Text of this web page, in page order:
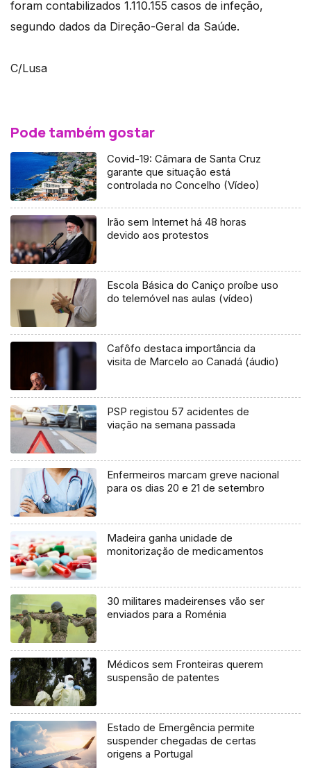
foram contabilizados 1.110.155 casos de infeção,
segundo dados da Direção-Geral da Saúde.
C/Lusa
Pode também gostar
Covid-19: Câmara de Santa Cruz
garante que situação está
controlada no Concelho (Vídeo)
Irão sem Internet há 48 horas
devido aos protestos
Escola Básica do Caniço proíbe uso
do telemóvel nas aulas (vídeo)
Cafôfo destaca importância da
visita de Marcelo ao Canadá (áudio)
PSP registou 57 acidentes de
viação na semana passada
Enfermeiros marcam greve nacional
para os dias 20 e 21 de setembro
Madeira ganha unidade de
monitorização de medicamentos
30 militares madeirenses vão ser
enviados para a Roménia
Médicos sem Fronteiras querem
suspensão de patentes
Estado de Emergência permite
suspender chegadas de certas
origens a Portugal